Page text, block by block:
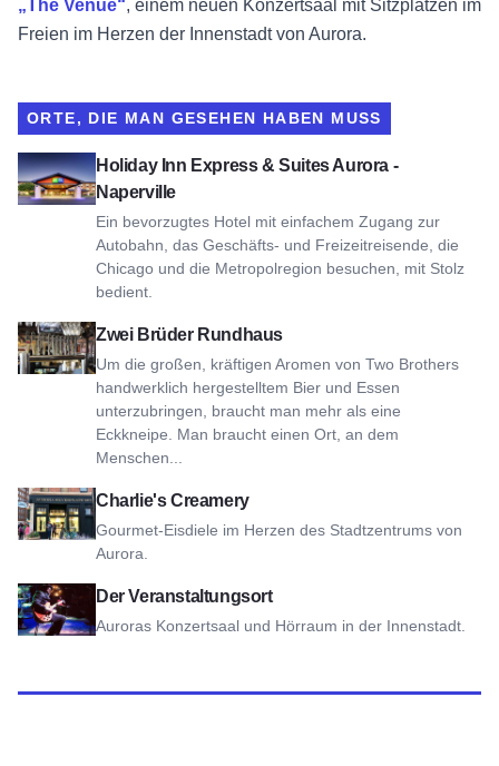
„The Venue“, einem neuen Konzertsaal mit Sitzplätzen im
Freien im Herzen der Innenstadt von Aurora.
ORTE, DIE MAN GESEHEN HABEN MUSS
Holiday Inn Express & Suites Aurora -
Naperville
Ein bevorzugtes Hotel mit einfachem Zugang zur
Autobahn, das Geschäfts- und Freizeitreisende, die
Chicago und die Metropolregion besuchen, mit Stolz
bedient.
Ansicht Holiday Inn Express & Suites Aurora - Naperville
Zwei Brüder Rundhaus
Um die großen, kräftigen Aromen von Two Brothers
handwerklich hergestelltem Bier und Essen
unterzubringen, braucht man mehr als eine
Eckkneipe. Man braucht einen Ort, an dem
Menschen...
Ansicht Zwei Brüder Rundhaus
Charlie's Creamery
Gourmet-Eisdiele im Herzen des Stadtzentrums von
Aurora.
Ansicht Charlie's Creamery
Der Veranstaltungsort
Auroras Konzertsaal und Hörraum in der Innenstadt.
Ansicht des Veranstaltungsortes